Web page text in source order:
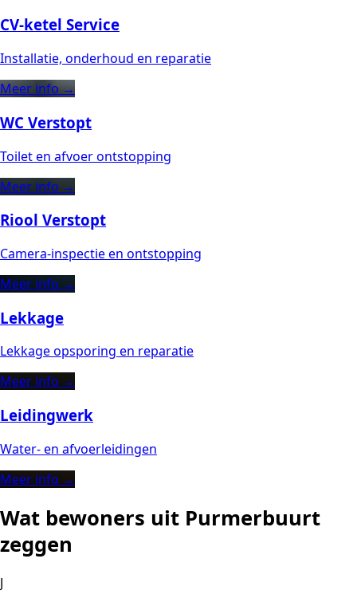
CV-ketel Service
Installatie, onderhoud en reparatie
Meer info →
WC Verstopt
Toilet en afvoer ontstopping
Meer info →
Riool Verstopt
Camera-inspectie en ontstopping
Meer info →
Lekkage
Lekkage opsporing en reparatie
Meer info →
Leidingwerk
Water- en afvoerleidingen
Meer info →
Wat bewoners uit Purmerbuurt
zeggen
J